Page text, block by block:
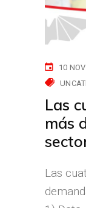
10
Las
más
Las